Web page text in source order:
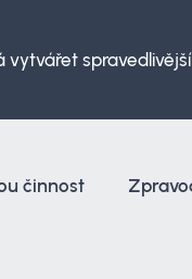
činnost